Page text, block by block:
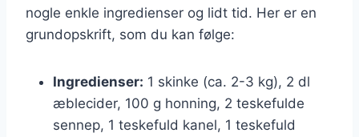
nogle enkle ingredienser og lidt tid. Her er en
grundopskrift, som du kan følge:
Ingredienser: 1 skinke (ca. 2-3 kg), 2 dl
æblecider, 100 g honning, 2 teskefulde
sennep, 1 teskefuld kanel, 1 teskefuld